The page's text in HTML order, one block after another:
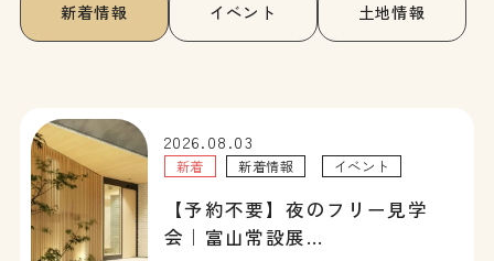
新着情報 イベント 土地情報
2026.08.03
新着 新着情報 イベント
【予約不要】夜のフリー見学
会｜富山常設展…